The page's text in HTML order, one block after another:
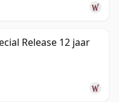
Release 12 jaar